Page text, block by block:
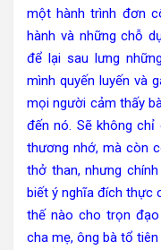
một hành trình đơn
hành và những chỗ
để lại sau lưng
mình quyến luyến và
mọi người cảm thấy
đến nó. Sẽ không
thương nhớ, mà còn
thở than, nhưng
biết ý nghĩa đích thực
thế nào cho trọn
cha mẹ, ông bà tổ